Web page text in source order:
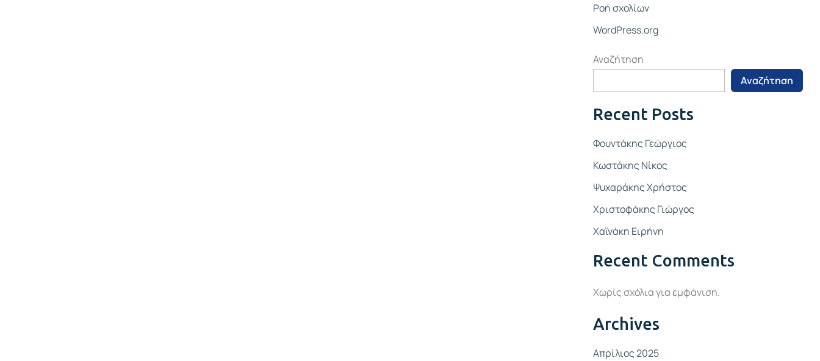
Ροή σχολίων
WordPress.org
Αναζήτηση
Αναζήτηση
Recent Posts
Φουντάκης Γεώργιος
Κωστάκης Νίκος
Ψυχαράκης Χρήστος
Χριστοφάκης Γιώργος
Χαϊνάκη Ειρήνη
Recent Comments
Χωρίς σχόλια για εμφάνιση.
Archives
Απρίλιος 2025